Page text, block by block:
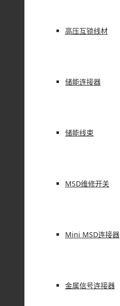
高压互锁线材
储能连接器
储能线束
MSD维修开关
Mini MSD连接器
金属信号连接器